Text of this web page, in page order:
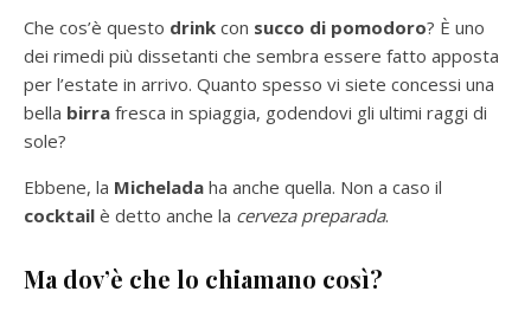
Che cos’è questo drink con succo di pomodoro? È uno
dei rimedi più dissetanti che sembra essere fatto apposta
per l’estate in arrivo. Quanto spesso vi siete concessi una
bella birra fresca in spiaggia, godendovi gli ultimi raggi di
sole?
Ebbene, la Michelada ha anche quella. Non a caso il
cocktail è detto anche la cerveza preparada.
Ma dov’è che lo chiamano così?